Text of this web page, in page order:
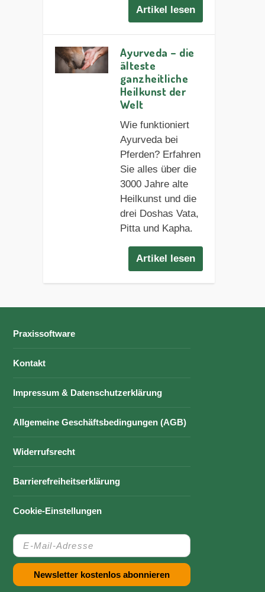
Artikel lesen
Ayurveda – die
älteste
ganzheitliche
Heilkunst der
Welt
Wie funktioniert
Ayurveda bei
Pferden? Erfahren
Sie alles über die
3000 Jahre alte
Heilkunst und die
drei Doshas Vata,
Pitta und Kapha.
Artikel lesen
Praxissoftware
Kontakt
Impressum & Datenschutzerklärung
Allgemeine Geschäftsbedingungen (AGB)
Widerrufsrecht
Barrierefreiheitserklärung
Cookie-Einstellungen